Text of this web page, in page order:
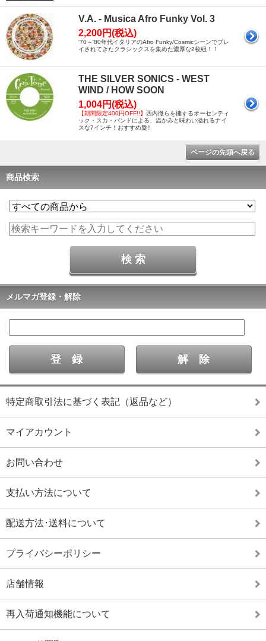
V.A. - Musica Afro Funky Vol. 3
2,200円(税込)
'70～'80年代イタリアのAfro Funky/Cosmicシーンでプレ
イされてきたクラシックスを集めた濃厚な2枚組！！
THE SILVER SONICS - WEST
WIND / HOW SOON
1,004円(税込)
【期間限定400円OFF!!】 西内徹らを擁するオーセンティ
ック・スカ・バンドによる、温かみと味わい溢れるナイ
スな7インチ！おすすめ盤!!
ページの先頭へ戻る
商品検索
メルマガ登録・解除
特定商取引法に基づく表記（返品など）
マイアカウント
お問い合わせ
支払い方法について
配送方法･送料について
プライバシーポリシー
店舗情報
再入荷通知機能について